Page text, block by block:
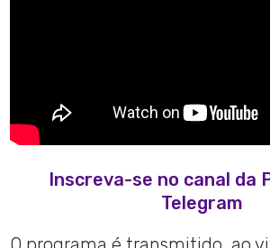
Inscreva-se no canal da
Telegram